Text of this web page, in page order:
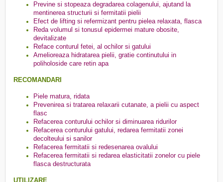
Previne si stopeaza degradarea colagenului, ajutand la
mentinerea structurii si fermitatii pielii
Efect de lifting si refermizant pentru pielea relaxata, flasca
Reda volumul si tonusul epidermei mature obosite,
devitalizate
Reface conturul fetei, al ochilor si gatului
Amelioreaza hidratarea pielii, gratie continutului in
poliholoside care retin apa
RECOMANDARI
Piele matura, ridata
Prevenirea si tratarea relaxarii cutanate, a pielii cu aspect
flasc
Refacerea conturului ochilor si diminuarea ridurilor
Refacerea conturului gatului, redarea fermitatii zonei
decolteului si sanilor
Refacerea fermitatii si redesenarea ovalului
Refacerea fermitatii si redarea elasticitatii zonelor cu piele
flasca destructurata
UTILIZARE